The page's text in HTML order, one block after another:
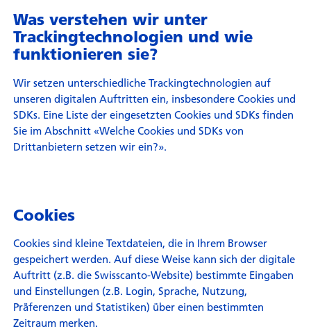
Was verstehen wir unter
Trackingtechnologien und wie
funktionieren sie?
Wir setzen unterschiedliche Trackingtechnologien auf
unseren digitalen Auftritten ein, insbesondere Cookies und
SDKs. Eine Liste der eingesetzten Cookies und SDKs finden
Sie im Abschnitt «Welche Cookies und SDKs von
Drittanbietern setzen wir ein?».
Cookies
Cookies sind kleine Textdateien, die in Ihrem Browser
gespeichert werden. Auf diese Weise kann sich der digitale
Auftritt (z.B. die Swisscanto-Website) bestimmte Eingaben
und Einstellungen (z.B. Login, Sprache, Nutzung,
Präferenzen und Statistiken) über einen bestimmten
Zeitraum merken.